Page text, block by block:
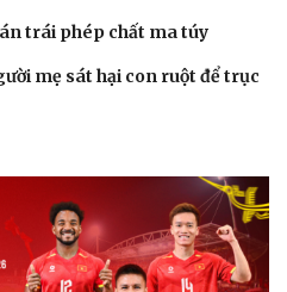
trái phép chất ma túy
mẹ sát hại con ruột để trục